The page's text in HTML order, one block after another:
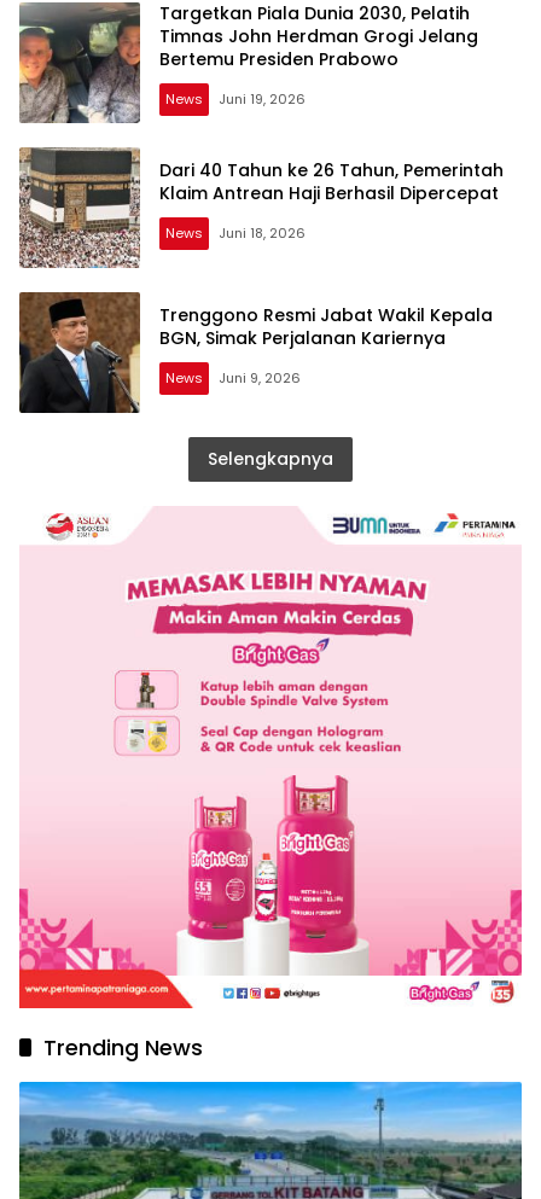
Targetkan Piala Dunia 2030, Pelatih
Timnas John Herdman Grogi Jelang
Bertemu Presiden Prabowo
News Juni 19, 2026
Dari 40 Tahun ke 26 Tahun, Pemerintah
Klaim Antrean Haji Berhasil Dipercepat
News Juni 18, 2026
Trenggono Resmi Jabat Wakil Kepala
BGN, Simak Perjalanan Kariernya
News Juni 9, 2026
Selengkapnya
Trending News